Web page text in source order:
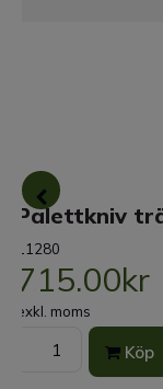
Palettkniv
11280
715.00kr
exkl. moms
Köp